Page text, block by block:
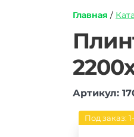
Главная /
https://
napolnyy-
line-
plast-
l070-
panga-
panga-
Артикул:
Под заказ: